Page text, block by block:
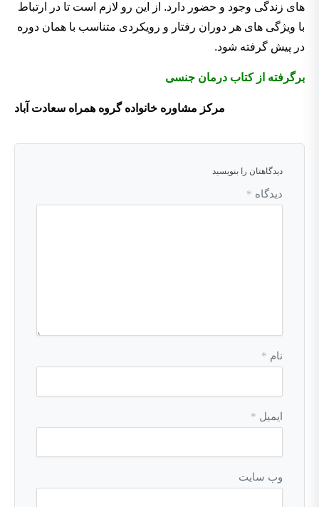
های زندگی وجود و حضور دارد. از این رو لازم است تا در ارتباط
با ویژگی های هر دوران رفتار و رویکردی متناسب با همان دوره
در پیش گرفته شود.
برگرفته از کتاب درمان جنسی
مرکز مشاوره خانواده گروه همراه سعادت آباد
دیدگاهتان را بنویسید
دیدگاه *
نام *
ایمیل *
وب‌ سایت